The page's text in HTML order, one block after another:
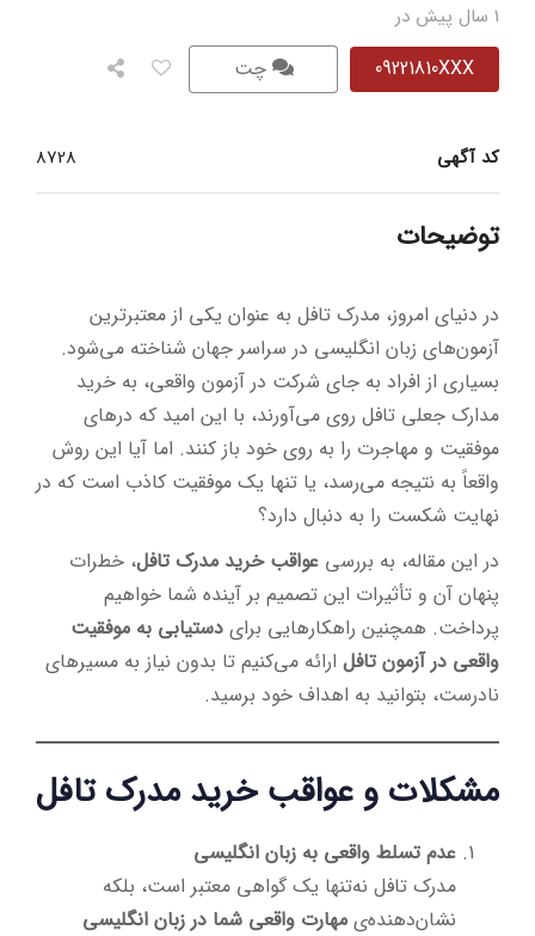
1 سال پیش در
09221810XXX چت
کد آگهی 8728
توضیحات
در دنیای امروز، مدرک تافل به عنوان یکی از معتبرترین
آزمون‌های زبان انگلیسی در سراسر جهان شناخته می‌شود.
بسیاری از افراد به جای شرکت در آزمون واقعی، به خرید
مدارک جعلی تافل روی می‌آورند، با این امید که درهای
موفقیت و مهاجرت را به روی خود باز کنند. اما آیا این روش
واقعاً به نتیجه می‌رسد، یا تنها یک موفقیت کاذب است که در
نهایت شکست را به دنبال دارد؟
در این مقاله، به بررسی عواقب خرید مدرک تافل، خطرات
پنهان آن و تأثیرات این تصمیم بر آینده شما خواهیم
پرداخت. همچنین راهکارهایی برای دستیابی به موفقیت
واقعی در آزمون تافل ارائه می‌کنیم تا بدون نیاز به مسیرهای
نادرست، بتوانید به اهداف خود برسید.
مشکلات و عواقب خرید مدرک تافل
عدم تسلط واقعی به زبان انگلیسی
مدرک تافل نه‌تنها یک گواهی معتبر است، بلکه
نشان‌دهنده‌ی مهارت واقعی شما در زبان انگلیسی